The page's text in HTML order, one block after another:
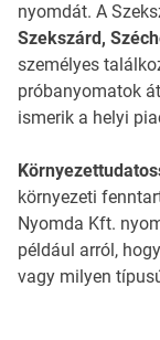
nyomdát. A
Szekszárd,
személyes
próbanyomatok
ismerik a helyi
környezeti
Nyomda Kft.
például arról,
vagy milyen